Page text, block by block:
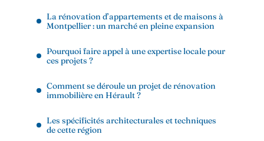
La rénovation d’appartements et de maisons à
Montpellier : un marché en pleine expansion
Pourquoi faire appel à une expertise locale pour
ces projets ?
Comment se déroule un projet de rénovation
immobilière en Hérault ?
Les spécificités architecturales et techniques
de cette région